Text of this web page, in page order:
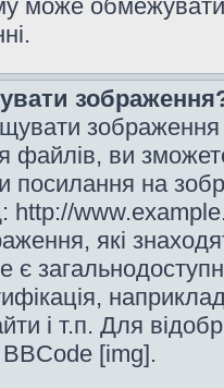
може обмежувати
файлів, ви
посилання на
http://
які
є
і т.п. Для
BBCode [img].